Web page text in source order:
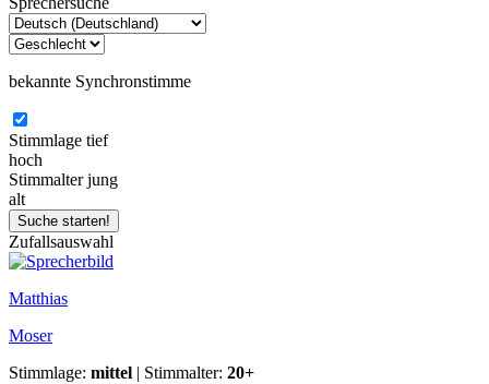
bekannte Synchronstimme
Stimmlage tief
hoch
Stimmalter jung
alt
Zufallsauswahl
Matthias
Moser
Stimmlage: mittel | Stimmalter: 20+